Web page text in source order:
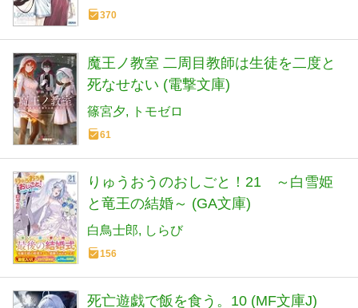
370
魔王ノ教室 二周目教師は生徒を二度と
死なせない (電撃文庫)
篠宮夕 トモゼロ
61
りゅうおうのおしごと！21 ～白雪姫
と竜王の結婚～ (GA文庫)
白鳥士郎 しらび
156
死亡遊戯で飯を食う。10 (MF文庫J)